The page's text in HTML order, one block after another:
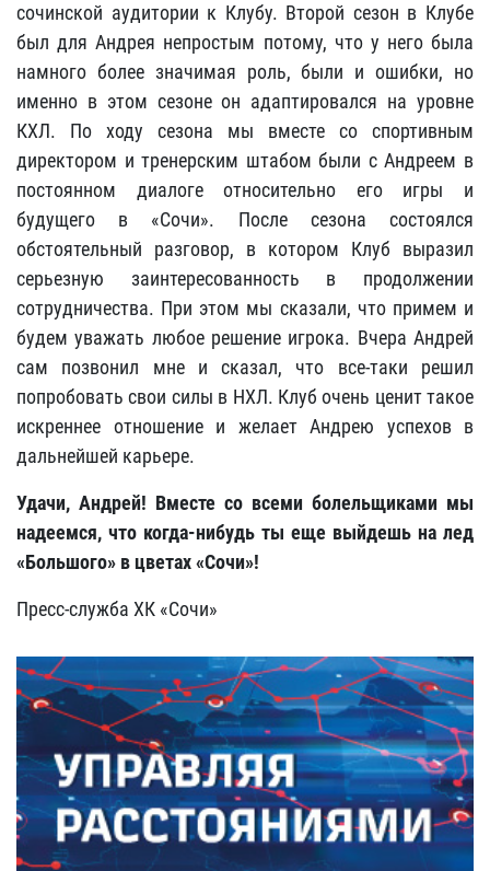
сочинской аудитории к Клубу. Второй сезон в Клубе
был для Андрея непростым потому, что у него была
намного более значимая роль, были и ошибки, но
именно в этом сезоне он адаптировался на уровне
КХЛ. По ходу сезона мы вместе со спортивным
директором и тренерским штабом были с Андреем в
постоянном диалоге относительно его игры и
будущего в «Сочи». После сезона состоялся
обстоятельный разговор, в котором Клуб выразил
серьезную заинтересованность в продолжении
сотрудничества. При этом мы сказали, что примем и
будем уважать любое решение игрока. Вчера Андрей
сам позвонил мне и сказал, что все-таки решил
попробовать свои силы в НХЛ. Клуб очень ценит такое
искреннее отношение и желает Андрею успехов в
дальнейшей карьере.
Удачи, Андрей! Вместе со всеми болельщиками мы
надеемся, что когда-нибудь ты еще выйдешь на лед
«Большого» в цветах «Сочи»!
Пресс-служба ХК «Сочи»